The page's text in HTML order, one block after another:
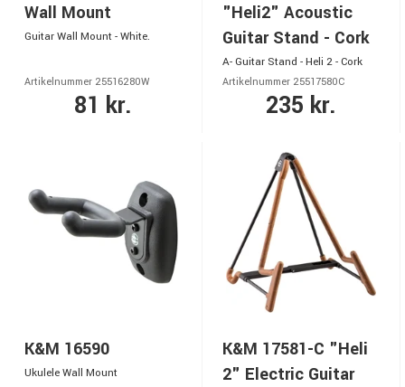
Wall Mount
Guitar Wall Mount - White.
Artikelnummer 25516280W
81 kr.
"Heli2" Acoustic
Guitar Stand - Cork
A- Guitar Stand - Heli 2 - Cork
Artikelnummer 25517580C
235 kr.
K&M 16590
Ukulele Wall Mount
K&M 17581-C "Heli
2" Electric Guitar